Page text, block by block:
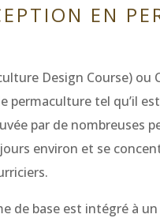
EN
Design Course) ou
permaculture tel qu’il
par de nombreuses
environ et se
de base est intégré à